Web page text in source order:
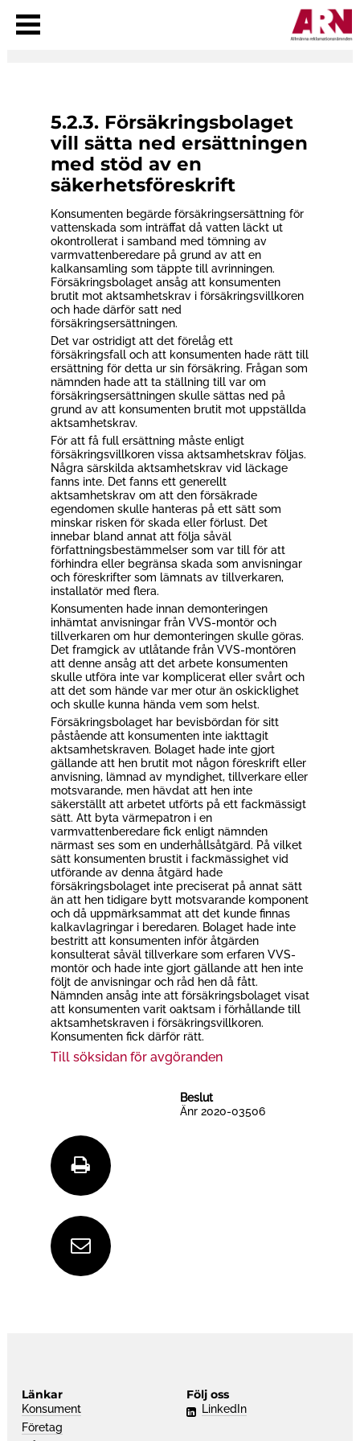
5.2.3. Försäkringsbolaget
vill sätta ned ersättningen
med stöd av en
säkerhetsföreskrift
Konsumenten begärde försäkringsersättning för
vattenskada som inträffat då vatten läckt ut
okontrollerat i samband med tömning av
varmvattenberedare på grund av att en
kalkansamling som täppte till avrinningen.
Försäkringsbolaget ansåg att konsumenten
brutit mot aktsamhetskrav i försäkringsvillkoren
och hade därför satt ned
försäkringsersättningen.
Det var ostridigt att det förelåg ett
försäkringsfall och att konsumenten hade rätt till
ersättning för detta ur sin försäkring. Frågan som
nämnden hade att ta ställning till var om
försäkringsersättningen skulle sättas ned på
grund av att konsumenten brutit mot uppställda
aktsamhetskrav.
För att få full ersättning måste enligt
försäkringsvillkoren vissa aktsamhetskrav följas.
Några särskilda aktsamhetskrav vid läckage
fanns inte. Det fanns ett generellt
aktsamhetskrav om att den försäkrade
egendomen skulle hanteras på ett sätt som
minskar risken för skada eller förlust. Det
innebar bland annat att följa såväl
författningsbestämmelser som var till för att
förhindra eller begränsa skada som anvisningar
och föreskrifter som lämnats av tillverkaren,
installatör med flera.
Konsumenten hade innan demonteringen
inhämtat anvisningar från VVS-montör och
tillverkaren om hur demonteringen skulle göras.
Det framgick av utlåtande från VVS-montören
att denne ansåg att det arbete konsumenten
skulle utföra inte var komplicerat eller svårt och
att det som hände var mer otur än oskicklighet
och skulle kunna hända vem som helst.
Försäkringsbolaget har bevisbördan för sitt
påstående att konsumenten inte iakttagit
aktsamhetskraven. Bolaget hade inte gjort
gällande att hen brutit mot någon föreskrift eller
anvisning, lämnad av myndighet, tillverkare eller
motsvarande, men hävdat att hen inte
säkerställt att arbetet utförts på ett fackmässigt
sätt. Att byta värmepatron i en
varmvattenberedare fick enligt nämnden
närmast ses som en underhållsåtgärd. På vilket
sätt konsumenten brustit i fackmässighet vid
utförande av denna åtgärd hade
försäkringsbolaget inte preciserat på annat sätt
än att hen tidigare bytt motsvarande komponent
och då uppmärksammat att det kunde finnas
kalkavlagringar i beredaren. Bolaget hade inte
bestritt att konsumenten inför åtgärden
konsulterat såväl tillverkare som erfaren VVS-
montör och hade inte gjort gällande att hen inte
följt de anvisningar och råd hen då fått.
Nämnden ansåg inte att försäkringsbolaget visat
att konsumenten varit oaktsam i förhållande till
aktsamhetskraven i försäkringsvillkoren.
Konsumenten fick därför rätt.
Till söksidan för avgöranden
Beslut
Änr 2020-03506
S
k
D
Länkar
Konsument
Företag
Följ oss
LinkedIn